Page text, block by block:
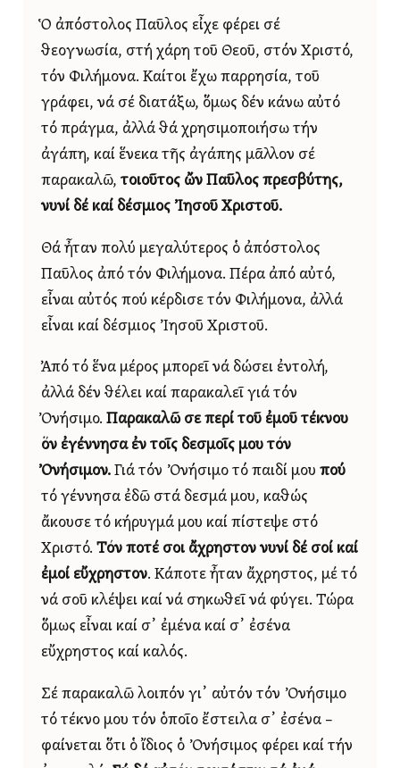
Ὁ ἀπόστολος Παῦλος εἶχε φέρει σέ
θεογνωσία, στή χάρη τοῦ Θεοῦ, στόν Χριστό,
τόν Φιλήμονα. Καίτοι ἔχω παρρησία, τοῦ
γράφει, νά σέ διατάξω, ὅμως δέν κάνω αὐτό
τό πράγμα, ἀλλά θά χρησιμοποιήσω τήν
ἀγάπη, καί ἕνεκα τῆς ἀγάπης μᾶλλον σέ
παρακαλῶ, τοιοῦτος ὤν Παῦλος πρεσβύτης,
νυνί δέ καί δέσμιος Ἰησοῦ Χριστοῦ.
Θά ἦταν πολύ μεγαλύτερος ὁ ἀπόστολος
Παῦλος ἀπό τόν Φιλήμονα. Πέρα ἀπό αὐτό,
εἶναι αὐτός πού κέρδισε τόν Φιλήμονα, ἀλλά
εἶναι καί δέσμιος Ἰησοῦ Χριστοῦ.
Ἀπό τό ἕνα μέρος μπορεῖ νά δώσει ἐντολή,
ἀλλά δέν θέλει καί παρακαλεῖ γιά τόν
Ὀνήσιμο. Παρακαλῶ σε περί τοῦ ἐμοῦ τέκνου
ὅν ἐγέννησα ἐν τοῖς δεσμοῖς μου τόν
Ὀνήσιμον. Γιά τόν Ὀνήσιμο τό παιδί μου πού
τό γέννησα ἐδῶ στά δεσμά μου, καθώς
ἄκουσε τό κήρυγμά μου καί πίστεψε στό
Χριστό. Τόν ποτέ σοι ἄχρηστον νυνί δέ σοί καί
ἐμοί εὔχρηστον. Κάποτε ἦταν ἄχρηστος, μέ τό
νά σοῦ κλέψει καί νά σηκωθεῖ νά φύγει. Τώρα
ὅμως εἶναι καί σ᾿ ἐμένα καί σ᾿ ἐσένα
εὔχρηστος καί καλός.
Σέ παρακαλῶ λοιπόν γι᾿ αὐτόν τόν Ὀνήσιμο
τό τέκνο μου τόν ὁποῖο ἔστειλα σ᾿ ἐσένα –
φαίνεται ὅτι ὁ ἴδιος ὁ Ὀνήσιμος φέρει καί τήν